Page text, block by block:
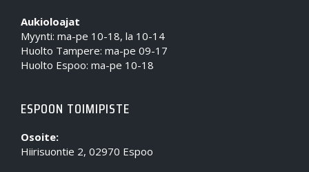
Aukioloajat
Myynti: ma-pe 10-18, la 10-14
Huolto Tampere: ma-pe 09-17
Huolto Espoo: ma-pe 10-18
ESPOON TOIMIPISTE
Osoite:
Hiirisuontie 2, 02970 Espoo